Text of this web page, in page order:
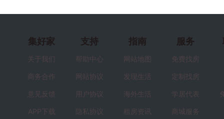
集好家
关于我们
商务合作
意见反馈
APP下载
支持
帮助中心
网站协议
用户协议
隐私协议
指南
网站地图
发现生活
海外生活
租房资讯
服务
免费找房
定制找房
学居代表
商城服务